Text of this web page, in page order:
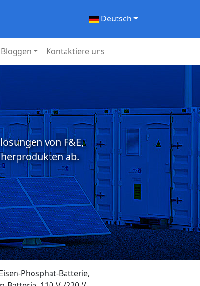
Deutsch
Bloggen Kontaktiere uns
von F&E,
ab.
Phosphat-Batterie,